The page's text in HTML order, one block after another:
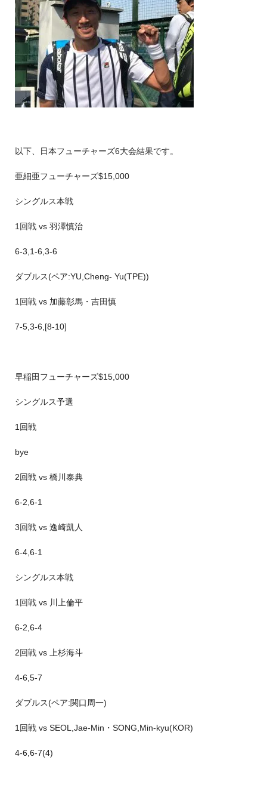
以下、日本フューチャーズ6大会結果です。
亜細亜フューチャーズ$15,000
シングルス本戦
1回戦 vs 羽澤慎治
6-3,1-6,3-6
ダブルス(ペア:YU,Cheng- Yu(TPE))
1回戦 vs 加藤彰馬・吉田慎
7-5,3-6,[8-10]
早稲田フューチャーズ$15,000
シングルス予選
1回戦
bye
2回戦 vs 橋川泰典
6-2,6-1
3回戦 vs 逸崎凱人
6-4,6-1
シングルス本戦
1回戦 vs 川上倫平
6-2,6-4
2回戦 vs 上杉海斗
4-6,5-7
ダブルス(ペア:関口周一)
1回戦 vs SEOL,Jae-Min・SONG,Min-kyu(KOR)
4-6,6-7(4)